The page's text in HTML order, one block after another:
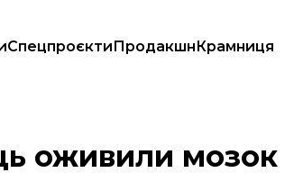
СпецпроєктиПродакшнКрамниця
оживили мозок